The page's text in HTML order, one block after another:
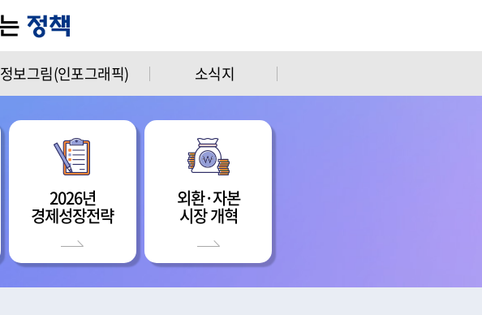
정보그림(인포그래픽) 소식지
2026년
경제성장전략
외환·자본
시장 개혁